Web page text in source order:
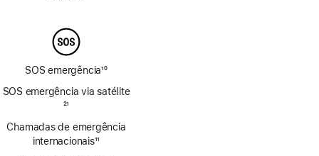
SOS emergência
de
10
SOS emergência via satélite
rodapé
21
Chamadas de emergência
internacionais11